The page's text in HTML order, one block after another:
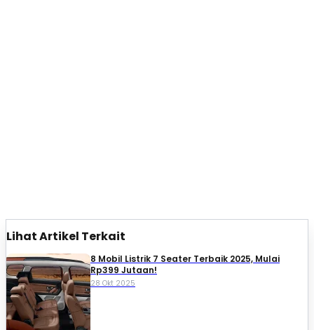
Lihat Artikel Terkait
8 Mobil Listrik 7 Seater Terbaik 2025, Mulai
Rp399 Jutaan!
28 Okt 2025